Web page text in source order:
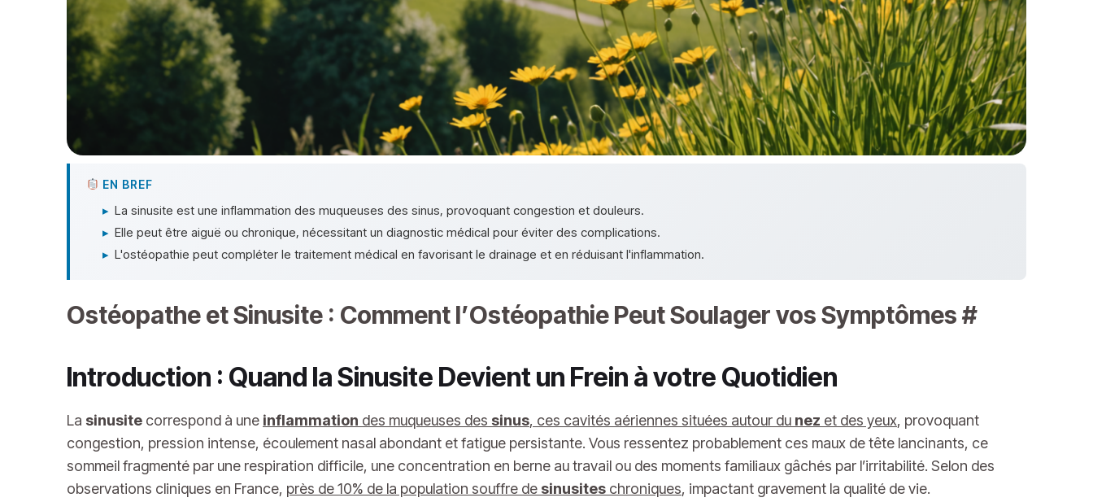
EN BREF
▸ La sinusite est une inflammation des muqueuses des sinus, provoquant congestion et douleurs.
▸ Elle peut être aiguë ou chronique, nécessitant un diagnostic médical pour éviter des complications.
▸ L'ostéopathie peut compléter le traitement médical en favorisant le drainage et en réduisant l'inflammation.
Ostéopathe et Sinusite : Comment l’Ostéopathie Peut Soulager vos Symptômes#
Introduction : Quand la Sinusite Devient un Frein à votre Quotidien
La sinusite correspond à une inflammation des muqueuses des sinus, ces cavités aériennes situées autour du nez et des yeux, provoquant
congestion, pression intense, écoulement nasal abondant et fatigue persistante. Vous ressentez probablement ces maux de tête lancinants, ce
sommeil fragmenté par une respiration difficile, une concentration en berne au travail ou des moments familiaux gâchés par l’irritabilité. Selon des
observations cliniques en France, près de 10% de la population souffre de sinusites chroniques, impactant gravement la qualité de vie.